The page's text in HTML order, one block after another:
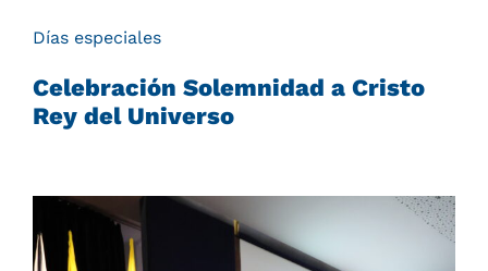
Días especiales
Celebración Solemnidad a Cristo
Rey del Universo